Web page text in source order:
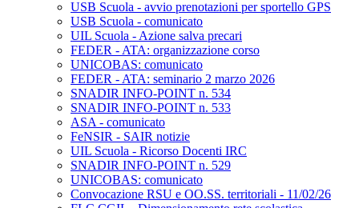
USB Scuola - avvio prenotazioni per sportello GPS
USB Scuola - comunicato
UIL Scuola - Azione salva precari
FEDER - ATA: organizzazione corso
UNICOBAS: comunicato
FEDER - ATA: seminario 2 marzo 2026
SNADIR INFO-POINT n. 534
SNADIR INFO-POINT n. 533
ASA - comunicato
FeNSIR - SAIR notizie
UIL Scuola - Ricorso Docenti IRC
SNADIR INFO-POINT n. 529
UNICOBAS: comunicato
Convocazione RSU e OO.SS. territoriali - 11/02/26